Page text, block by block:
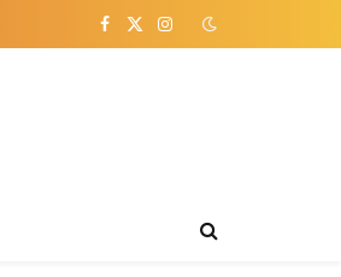
Facebook
X
Instagram